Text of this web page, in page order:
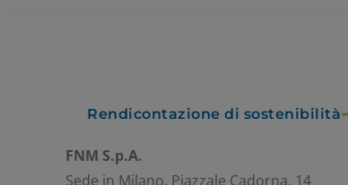
Rendicontazione di sostenibilità
FNM S.p.A.
Sede in Milano, Piazzale Cadorna, 14